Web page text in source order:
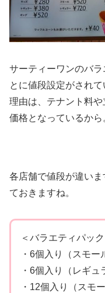
サーティーワンのバ
とに値段設定がされて
理由は、テナント料
価格となっているから
各店舗で値段が違い
ておきますね。
＜バラエティパッ
・6個入り（スモ
・6個入り（レギ
・12個入り（スモ